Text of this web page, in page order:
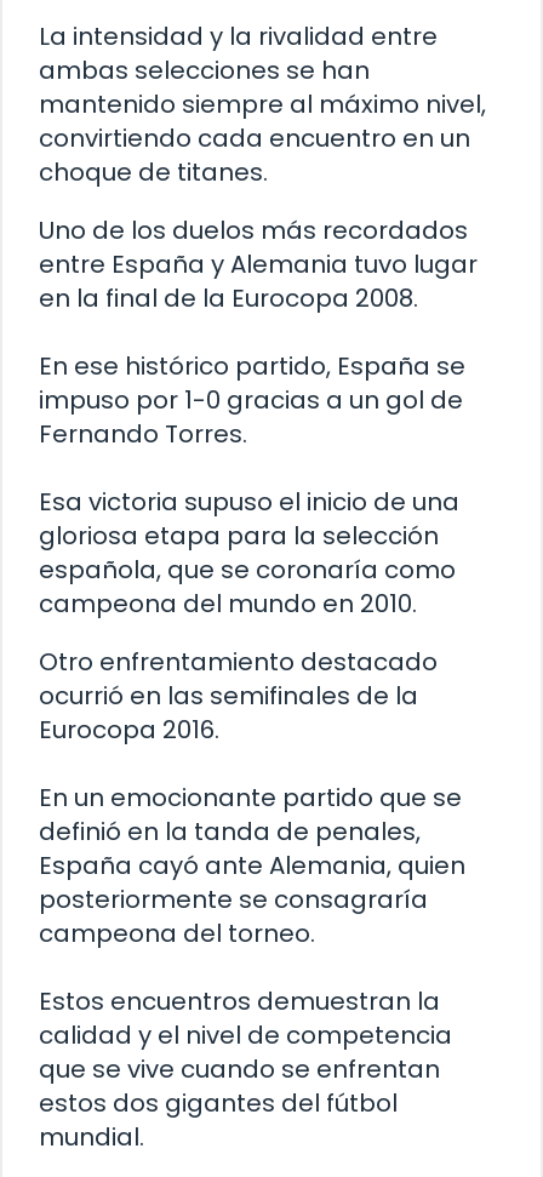
La intensidad y la rivalidad entre
ambas selecciones se han
mantenido siempre al máximo nivel,
convirtiendo cada encuentro en un
choque de titanes.
Uno de los duelos más recordados
entre España y Alemania tuvo lugar
en la final de la Eurocopa 2008.
En ese histórico partido, España se
impuso por 1-0 gracias a un gol de
Fernando Torres.
Esa victoria supuso el inicio de una
gloriosa etapa para la selección
española, que se coronaría como
campeona del mundo en 2010.
Otro enfrentamiento destacado
ocurrió en las semifinales de la
Eurocopa 2016.
En un emocionante partido que se
definió en la tanda de penales,
España cayó ante Alemania, quien
posteriormente se consagraría
campeona del torneo.
Estos encuentros demuestran la
calidad y el nivel de competencia
que se vive cuando se enfrentan
estos dos gigantes del fútbol
mundial.